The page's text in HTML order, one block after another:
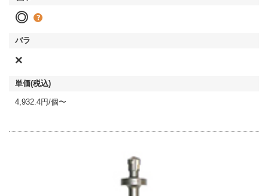
◎
×
4,932.4円/個〜